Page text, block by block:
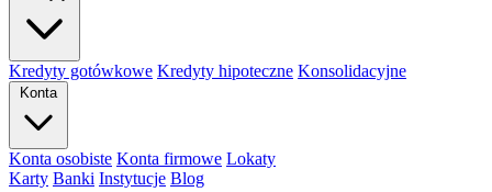
Kredyty gotówkowe Kredyty hipoteczne Konsolidacyjne
Konta
Konta osobiste Konta firmowe Lokaty
Karty Banki Instytucje Blog